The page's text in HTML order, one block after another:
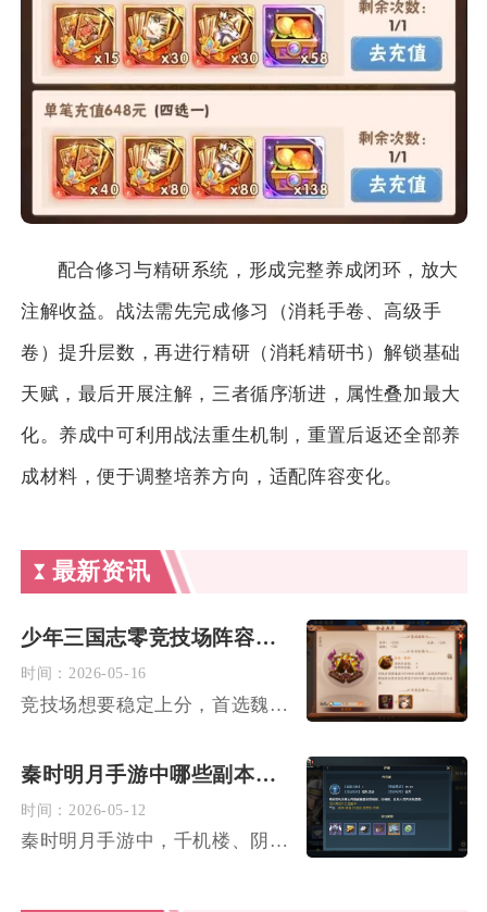
配合修习与精研系统，形成完整养成闭环，放大
注解收益。战法需先完成修习（消耗手卷、高级手
卷）提升层数，再进行精研（消耗精研书）解锁基础
天赋，最后开展注解，三者循序渐进，属性叠加最大
化。养成中可利用战法重生机制，重置后返还全部养
成材料，便于调整培养方向，适配阵容变化。
最新资讯
少年三国志零竞技场阵容的顶级搭配吗
时间： 2026-05-16
竞技场想要稳定上分，首选魏国双核爆发流，核心阵容为曹操+典韦...
秦时明月手游中哪些副本最适合使用神组合技
时间： 2026-05-12
秦时明月手游中，千机楼、阴阳幻界、噬牙狱及高难主线副本最适合...